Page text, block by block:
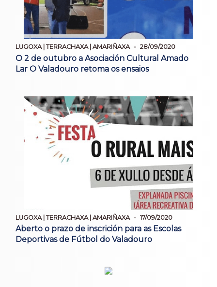
LUGOXA | TERRACHAXA | AMARIÑAXA 28/09/2020
O 2 de outubro a Asociación Cultural Amado
Lar O Valadouro retoma os ensaios
LUGOXA | TERRACHAXA | AMARIÑAXA 17/09/2020
Aberto o prazo de inscrición para as Escolas
Deportivas de Fútbol do Valadouro